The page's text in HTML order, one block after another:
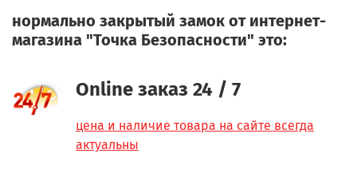
нормально закрытый замок от интернет-
магазина "Точка Безопасности" это:
Online заказ 24 / 7
цена и наличие товара на сайте всегда
актуальны